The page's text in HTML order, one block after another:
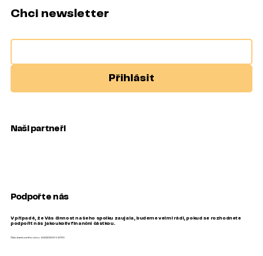
Naši partneři
Podpořte nás
V případě, že Vás činnost našeho spolku zaujala, budeme velmi rádi, pokud se rozhodnete
podpořit nás jakoukoliv finanční částkou.
Číslo bankovního účtu: 1441332005/2700
Chci newsletter
Přihlásit